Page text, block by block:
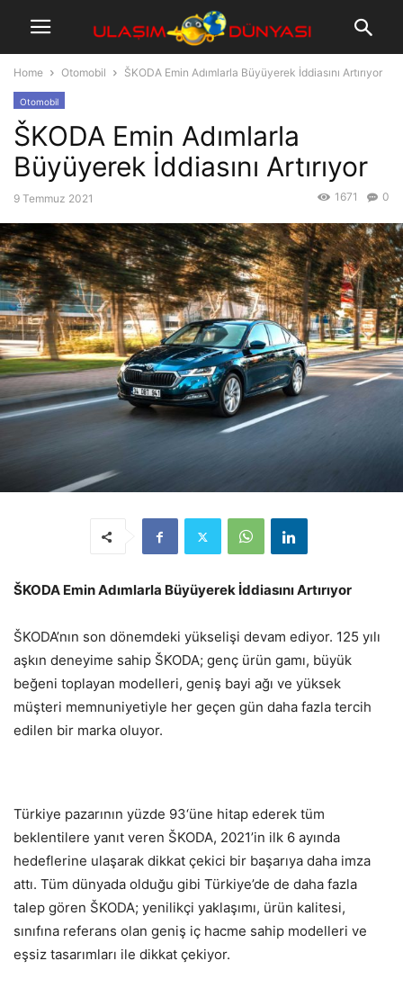
Home Otomobil ŠKODA Emin Adımlarla Büyüyerek İddiasını Artırıyor
Otomobil
ŠKODA Emin Adımlarla
Büyüyerek İddiasını Artırıyor
9 Temmuz 2021 0
1671
ŠKODA Emin Adımlarla Büyüyerek İddiasını Artırıyor
ŠKODA’nın son dönemdeki yükselişi devam ediyor. 125 yılı
aşkın deneyime sahip ŠKODA; genç ürün gamı, büyük
beğeni toplayan modelleri, geniş bayi ağı ve yüksek
müşteri memnuniyetiyle her geçen gün daha fazla tercih
edilen bir marka oluyor.
Türkiye pazarının yüzde 93‘üne hitap ederek tüm
beklentilere yanıt veren ŠKODA, 2021’in ilk 6 ayında
hedeflerine ulaşarak dikkat çekici bir başarıya daha imza
attı. Tüm dünyada olduğu gibi Türkiye’de de daha fazla
talep gören ŠKODA; yenilikçi yaklaşımı, ürün kalitesi,
sınıfına referans olan geniş iç hacme sahip modelleri ve
eşsiz tasarımları ile dikkat çekiyor.